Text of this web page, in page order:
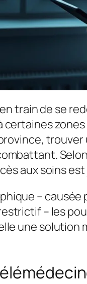
train de se
certaines
aux soins
–
– les
une solution